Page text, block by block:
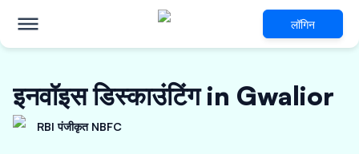
लॉगिन
इनवॉइस डिस्काउंटिंग in Gwalior
RBI पंजीकृत NBFC